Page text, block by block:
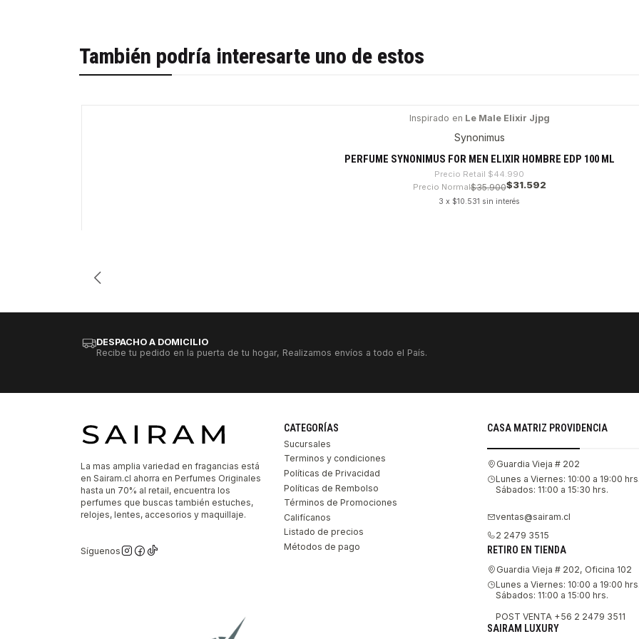
También podría interesarte uno de estos
Inspirado en Le Male Elixir Jjpg
Synonimus
PERFUME SYNONIMUS FOR MEN ELIXIR HOMBRE EDP 100 ML
Precio Retail $44.990
Precio Normal$35.900$31.592
3 x $10.531 sin interés
DESPACHO A DOMICILIO
Recibe tu pedido en la puerta de tu hogar, Realizamos envíos a todo el País.
La mas amplia variedad en fragancias está
en Sairam.cl ahorra en Perfumes Originales
hasta un 70% al retail, encuentra los
perfumes que buscas también estuches,
relojes, lentes, accesorios y maquillaje.
Síguenos
CATEGORÍAS
Sucursales
Terminos y condiciones
Políticas de Privacidad
Políticas de Rembolso
Términos de Promociones
Califícanos
Listado de precios
Métodos de pago
CASA MATRIZ PROVIDENCIA
Guardia Vieja # 202
Lunes a Viernes: 10:00 a 19:00 hrs.
Sábados: 11:00 a 15:30 hrs.
ventas@sairam.cl
2 2479 3515
RETIRO EN TIENDA
Guardia Vieja # 202, Oficina 102
Lunes a Viernes: 10:00 a 19:00 hrs.
Sábados: 11:00 a 15:00 hrs.
POST VENTA +56 2 2479 3511
SAIRAM LUXURY